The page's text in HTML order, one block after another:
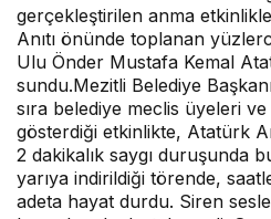
gerçekleştirilen anma
Anıtı önünde toplanan
Ulu Önder Mustafa Kemal
sundu.Mezitli Belediye
sıra belediye meclis üyeleri
gösterdiği etkinlikte, Atatürk
2 dakikalık saygı duruşunda
yarıya indirildiği törende,
adeta hayat durdu. Siren